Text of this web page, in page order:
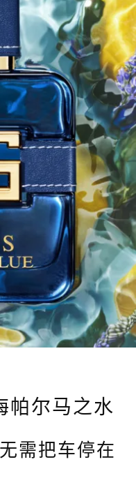
尔马之水
需把车停在